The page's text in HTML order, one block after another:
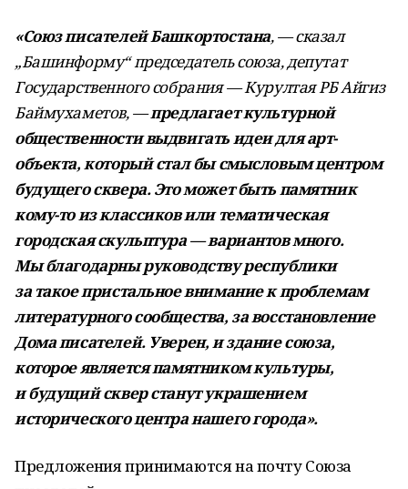
«Союз писателей Башкортостана, — сказал
„Башинформу“ председатель союза, депутат
Государственного собрания — Курултая РБ Айгиз
Баймухаметов, —предлагает культурной
общественности выдвигать идеи для арт-
объекта, который стал бы смысловым центром
будущего сквера. Это может быть памятник
кому-то из классиков или тематическая
городская скульптура — вариантов много.
Мы благодарны руководству республики
за такое пристальное внимание к проблемам
литературного сообщества, за восстановление
Дома писателей. Уверен, и здание союза,
которое является памятником культуры,
и будущий сквер станут украшением
исторического центра нашего города».
Предложения принимаются на почту Союза